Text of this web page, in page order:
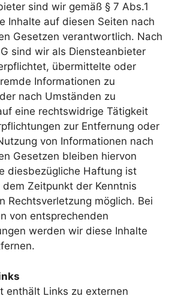
sind wir gemäß § 7 Abs.1
Inhalte auf diesen Seiten nach
Gesetzen verantwortlich. Nach
sind wir als Diensteanbieter
übermittelte oder
Informationen zu
nach Umständen zu
eine rechtswidrige Tätigkeit
zur Entfernung oder
von Informationen nach
Gesetzen bleiben hiervon
diesbezügliche Haftung ist
Zeitpunkt der Kenntnis
Rechtsverletzung möglich. Bei
von entsprechenden
werden wir diese Inhalte
enthält Links zu externen